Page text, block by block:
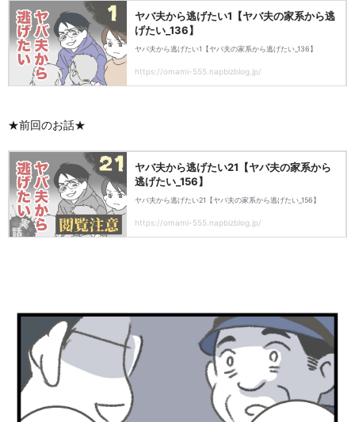
★前回のお話★